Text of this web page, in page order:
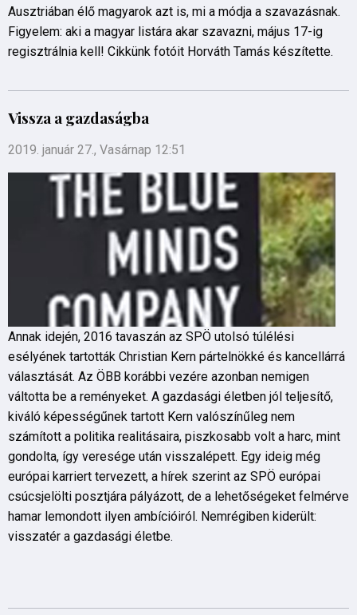
Ausztriában élő magyarok azt is, mi a módja a szavazásnak.
Figyelem: aki a magyar listára akar szavazni, május 17-ig
regisztrálnia kell! Cikkünk fotóit Horváth Tamás készítette.
Vissza a gazdaságba
2019. január 27., Vasárnap 12:51
Annak idején, 2016 tavaszán az SPÖ utolsó túlélési
esélyének tartották Christian Kern pártelnökké és kancellárrá
választását. Az ÖBB korábbi vezére azonban nemigen
váltotta be a reményeket. A gazdasági életben jól teljesítő,
kiváló képességűnek tartott Kern valószínűleg nem
számított a politika realitásaira, piszkosabb volt a harc, mint
gondolta, így veresége után visszalépett. Egy ideig még
európai karriert tervezett, a hírek szerint az SPÖ európai
csúcsjelölti posztjára pályázott, de a lehetőségeket felmérve
hamar lemondott ilyen ambícióiról. Nemrégiben kiderült:
visszatér a gazdasági életbe.